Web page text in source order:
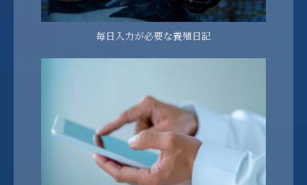
毎日入力が必要な養殖日記